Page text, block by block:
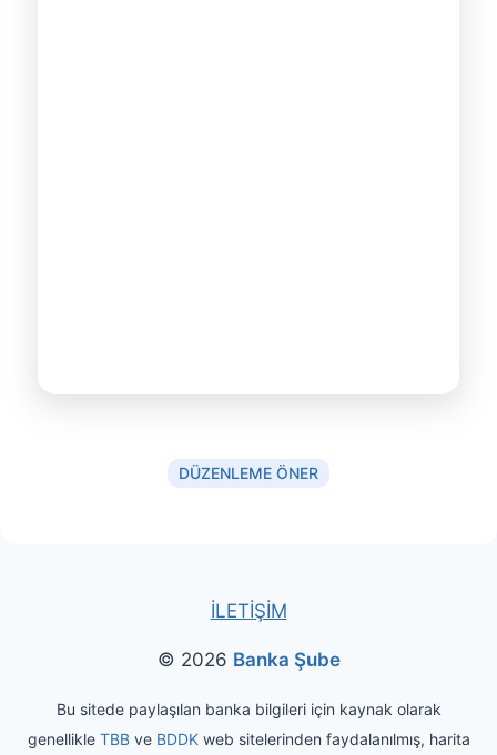
DÜZENLEME ÖNER
İLETİŞİM
© 2026 Banka Şube
Bu sitede paylaşılan banka bilgileri için kaynak olarak
genellikle TBBve BDDKweb sitelerinden faydalanılmış, harita